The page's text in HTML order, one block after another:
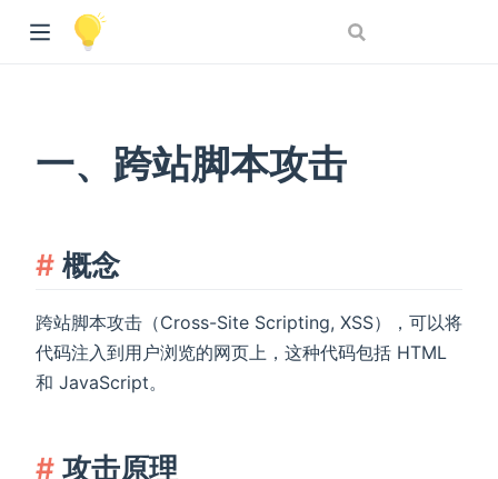
一、跨站脚本攻击
概念
跨站脚本攻击（Cross-Site Scripting, XSS），可以将
代码注入到用户浏览的网页上，这种代码包括 HTML
和 JavaScript。
攻击原理